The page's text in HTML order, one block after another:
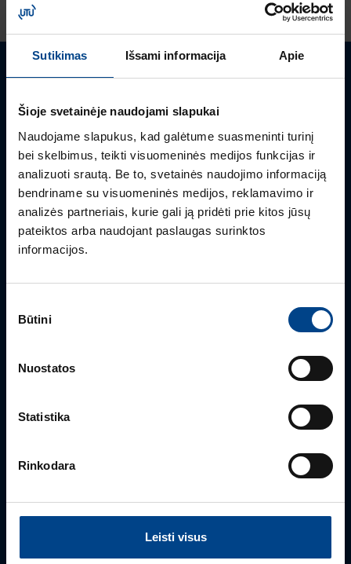
Sutikimas Išsami informacija Apie
Šioje svetainėje naudojami slapukai
Naudojame slapukus, kad galėtume suasmeninti turinį
bei skelbimus, teikti visuomeninės medijos funkcijas ir
analizuoti srautą. Be to, svetainės naudojimo informaciją
bendriname su visuomeninės medijos, reklamavimo ir
analizės partneriais, kurie gali ją pridėti prie kitos jūsų
pateiktos arba naudojant paslaugas surinktos
informacijos.
pasirinkimas
Būtini
Nuostatos
Statistika
Rinkodara
Leisti visus
PRODUKTO VADOVAS
+370 603 23732